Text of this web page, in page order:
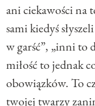
ani ciekawości na
sami kiedyś
w garść”, „inni to
miłość to jednak
obowiązków. To
twojej twarzy